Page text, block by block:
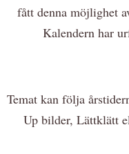
fått denna möjlighet
Kalendern har
Temat kan följa
Up bilder, Lättklätt